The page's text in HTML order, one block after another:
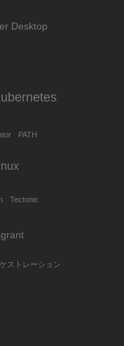
Desktop
PATH
Tectonic
ストレーション